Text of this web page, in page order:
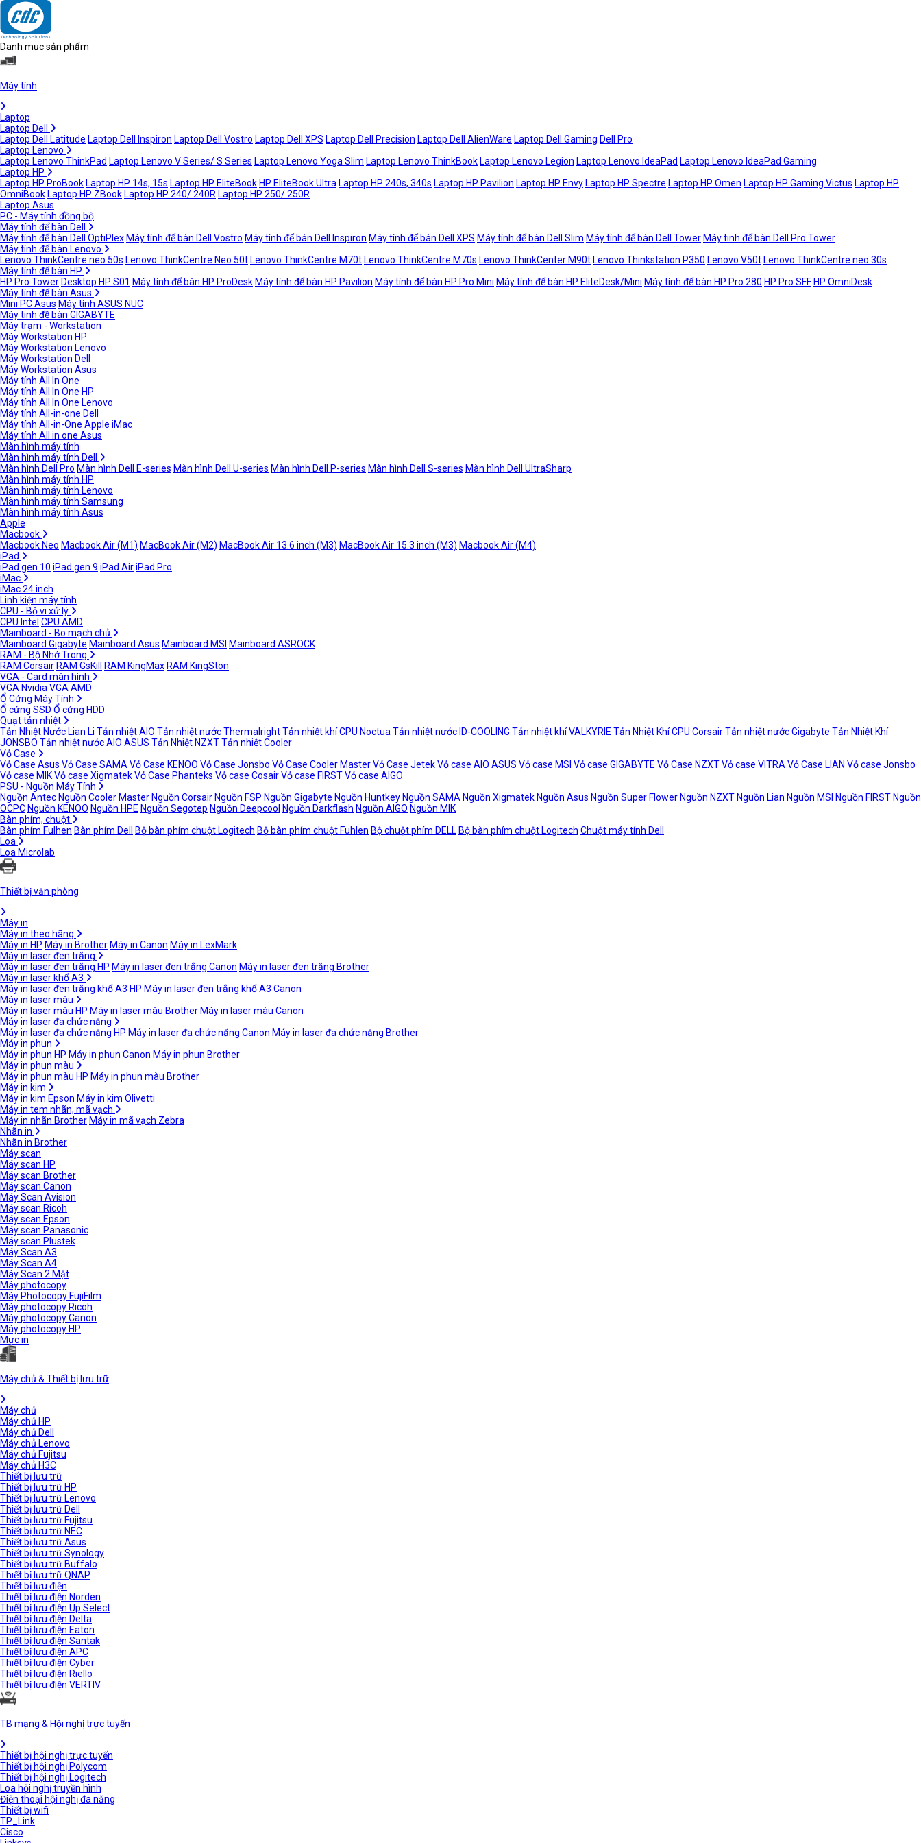
Danh mục sản phẩm
Máy tính
Laptop
Laptop Dell
Laptop Dell Latitude Laptop Dell Inspiron Laptop Dell Vostro Laptop Dell XPS Laptop Dell Precision Laptop Dell AlienWare Laptop Dell Gaming Dell Pro
Laptop Lenovo
Laptop Lenovo ThinkPad Laptop Lenovo V Series/ S Series Laptop Lenovo Yoga Slim Laptop Lenovo ThinkBook Laptop Lenovo Legion Laptop Lenovo IdeaPad Laptop Lenovo IdeaPad Gaming
Laptop HP
Laptop HP ProBook Laptop HP 14s, 15s Laptop HP EliteBook HP EliteBook Ultra Laptop HP 240s, 340s Laptop HP Pavilion Laptop HP Envy Laptop HP Spectre Laptop HP Omen Laptop HP Gaming Victus Laptop HP
OmniBook Laptop HP ZBook Laptop HP 240/ 240R Laptop HP 250/ 250R
Laptop Asus
PC - Máy tính đồng bộ
Máy tính để bàn Dell
Máy tính để bàn Dell OptiPlex Máy tính để bàn Dell Vostro Máy tính để bàn Dell Inspiron Máy tính để bàn Dell XPS Máy tính để bàn Dell Slim Máy tính để bàn Dell Tower Máy tinh để bàn Dell Pro Tower
Máy tính để bàn Lenovo
Lenovo ThinkCentre neo 50s Lenovo ThinkCentre Neo 50t Lenovo ThinkCentre M70t Lenovo ThinkCentre M70s Lenovo ThinkCenter M90t Lenovo Thinkstation P350 Lenovo V50t Lenovo ThinkCentre neo 30s
Máy tính để bàn HP
HP Pro Tower Desktop HP S01 Máy tính để bàn HP ProDesk Máy tính để bàn HP Pavilion Máy tính để bàn HP Pro Mini Máy tính để bàn HP EliteDesk/Mini Máy tính để bàn HP Pro 280 HP Pro SFF HP OmniDesk
Máy tính để bàn Asus
Mini PC Asus Máy tính ASUS NUC
Máy tinh đề bàn GIGABYTE
Máy trạm - Workstation
Máy Workstation HP
Máy Workstation Lenovo
Máy Workstation Dell
Máy Workstation Asus
Máy tính All In One
Máy tính All In One HP
Máy tính All In One Lenovo
Máy tính All-in-one Dell
Máy tính All-in-One Apple iMac
Máy tính All in one Asus
Màn hình máy tính
Màn hình máy tính Dell
Màn hình Dell Pro Màn hình Dell E-series Màn hình Dell U-series Màn hình Dell P-series Màn hình Dell S-series Màn hình Dell UltraSharp
Màn hình máy tính HP
Màn hình máy tính Lenovo
Màn hình máy tính Samsung
Màn hình máy tính Asus
Apple
Macbook
Macbook Neo Macbook Air (M1) MacBook Air (M2) MacBook Air 13.6 inch (M3) MacBook Air 15.3 inch (M3) Macbook Air (M4)
iPad
iPad gen 10 iPad gen 9 iPad AiriPad Pro
iMac
iMac 24 inch
Linh kiện máy tính
CPU - Bộ vi xử lý
CPU Intel CPU AMD
Mainboard - Bo mạch chủ
Mainboard Gigabyte Mainboard Asus Mainboard MSI Mainboard ASROCK
RAM - Bộ Nhớ Trong
RAM Corsair RAM GsKill RAM KingMax RAM KingSton
VGA - Card màn hình
VGA Nvidia VGA AMD
Ổ Cứng Máy Tính
Ổ cứng SSD Ổ cứng HDD
Quạt tản nhiệt
Tản Nhiệt Nước Lian Li Tản nhiệt AIO Tản nhiệt nước ThermalrightTản nhiệt khí CPU Noctua Tản nhiệt nước ID-COOLING Tản nhiệt khí VALKYRIE Tản Nhiệt Khí CPU CorsairTản nhiệt nước Gigabyte Tản Nhiệt Khí
JONSBO Tản nhiệt nước AIO ASUS Tản Nhiệt NZXTTản nhiệt Cooler
Vỏ Case
Vỏ Case Asus Vỏ Case SAMA Vỏ Case KENOO Vỏ Case Jonsbo Vỏ Case Cooler MasterVỏ Case JetekVỏ case AIO ASUS Vỏ case MSI Vỏ case GIGABYTE Vỏ Case NZXTVỏ case VITRA Vỏ Case LIAN Vỏ case Jonsbo
Vỏ case MIKVỏ case XigmatekVỏ Case Phanteks Vỏ case CosairVỏ case FIRSTVỏ case AIGO
PSU - Nguồn Máy Tính
Nguồn Antec Nguồn Cooler Master Nguồn Corsair Nguồn FSP Nguồn Gigabyte Nguồn Huntkey Nguồn SAMA Nguồn Xigmatek Nguồn Asus Nguồn Super Flower Nguồn NZXT Nguồn Lian Nguồn MSI Nguồn FIRST Nguồn
OCPC Nguồn KENOO Nguồn HPE Nguồn Segotep Nguồn Deepcool Nguồn Darkflash Nguồn AIGO Nguồn MIK
Bàn phím, chuột
Bàn phím Fulhen Bàn phím Dell Bộ bàn phím chuột Logitech Bộ bàn phím chuột Fuhlen Bộ chuột phím DELL Bộ bàn phím chuột Logitech Chuột máy tính Dell
Loa
Loa Microlab
Thiết bị văn phòng
Máy in
Máy in theo hãng
Máy in HP Máy in Brother Máy in Canon Máy in LexMark
Máy in laser đen trắng
Máy in laser đen trắng HP Máy in laser đen trắng Canon Máy in laser đen trắng Brother
Máy in laser khổ A3
Máy in laser đen trắng khổ A3 HP Máy in laser đen trắng khổ A3 Canon
Máy in laser màu
Máy in laser màu HP Máy in laser màu Brother Máy in laser màu Canon
Máy in laser đa chức năng
Máy in laser đa chức năng HP Máy in laser đa chức năng Canon Máy in laser đa chức năng Brother
Máy in phun
Máy in phun HP Máy in phun Canon Máy in phun Brother
Máy in phun màu
Máy in phun màu HP Máy in phun màu Brother
Máy in kim
Máy in kim Epson Máy in kim Olivetti
Máy in tem nhãn, mã vạch
Máy in nhãn Brother Máy in mã vạch Zebra
Nhãn in
Nhãn in Brother
Máy scan
Máy scan HP
Máy scan Brother
Máy scan Canon
Máy Scan Avision
Máy scan Ricoh
Máy scan Epson
Máy scan Panasonic
Máy scan Plustek
Máy Scan A3
Máy Scan A4
Máy Scan 2 Mặt
Máy photocopy
Máy Photocopy FujiFilm
Máy photocopy Ricoh
Máy photocopy Canon
Máy photocopy HP
Mực in
Máy chủ & Thiết bị lưu trữ
Máy chủ
Máy chủ HP
Máy chủ Dell
Máy chủ Lenovo
Máy chủ Fujitsu
Máy chủ H3C
Thiết bị lưu trữ
Thiết bị lưu trữ HP
Thiết bị lưu trữ Lenovo
Thiết bị lưu trữ Dell
Thiết bị lưu trữ Fujitsu
Thiết bị lưu trữ NEC
Thiết bị lưu trữ Asus
Thiết bị lưu trữ Synology
Thiết bị lưu trữ Buffalo
Thiết bị lưu trữ QNAP
Thiết bị lưu điện
Thiết bị lưu điện Norden
Thiết bị lưu điện Up Select
Thiết bị lưu điện Delta
Thiết bị lưu điện Eaton
Thiết bị lưu điện Santak
Thiết bị lưu điện APC
Thiết bị lưu điện Cyber
Thiết bị lưu điện Riello
Thiết bị lưu điện VERTIV
TB mạng & Hội nghị trực tuyến
Thiết bị hội nghị trực tuyến
Thiết bị hội nghị Polycom
Thiết bị hội nghị Logitech
Loa hội nghị truyền hình
Điện thoại hội nghị đa năng
Thiết bị wifi
TP_Link
Cisco